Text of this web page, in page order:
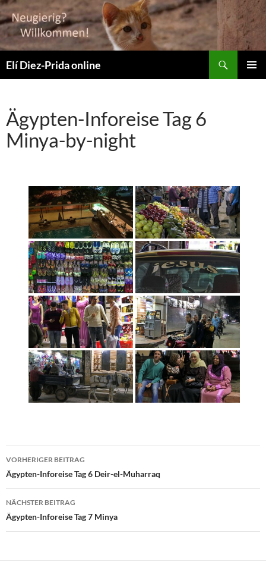
Elí Diez-Prida online
Ägypten-Inforeise Tag 6
Minya-by-night
Beitragsnavigation
VORHERIGER BEITRAG
Ägypten-Inforeise Tag 6 Deir-el-Muharraq
NÄCHSTER BEITRAG
Ägypten-Inforeise Tag 7 Minya